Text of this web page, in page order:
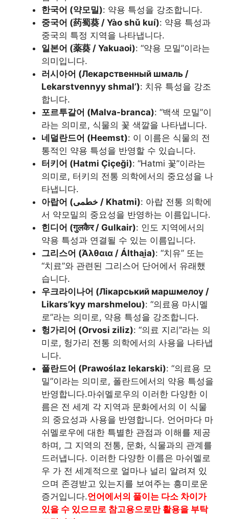
한국어 (약모밀): 약용 특성을 강조합니다.
중국어 (药蜀葵 / Yào shǔ kuí): 약용 특성과
중국의 특정 지역을 나타냅니다.
일본어 (薬葵 / Yakuaoi): “약용 모밀”이라는
의미입니다.
러시아어 (Лекарственный шмаль /
Lekarstvennyy shmal’): 치유 특성을 강조
합니다.
포르투갈어 (Malva-branca): “백색 모밀”이
라는 의미로, 식물의 꽃 색깔을 나타냅니다.
네덜란드어 (Heemst): 이 이름은 식물의 전
통적인 약용 특성을 반영할 수 있습니다.
터키어 (Hatmi Çiçeği): “Hatmi 꽃”이라는
의미로, 터키의 전통 의학에서의 중요성을 나
타냅니다.
아랍어 (خطمى / Khatmi): 아랍 전통 의학에
서 약모밀의 중요성을 반영하는 이름입니다.
힌디어 (गुलकैर / Gulkair): 인도 지역에서의
약용 특성과 연결될 수 있는 이름입니다.
그리스어 (Άλθαια / Álthai̱a): “치유” 또는
“치료”와 관련된 그리스어 단어에서 유래했
습니다.
우크라이나어 (Лікарський маршмелоу /
Likars’kyy marshmelou): “의료용 마시멜
로”라는 의미로, 약용 특성을 강조합니다.
헝가리어 (Orvosi ziliz): “의료 지리”라는 의
미로, 헝가리 전통 의학에서의 사용을 나타냅
니다.
폴란드어 (Prawoślaz lekarski): “의료용 모
밀”이라는 의미로, 폴란드에서의 약용 특성을
반영합니다.마쉬멜로우의 이러한 다양한 이
름은 전 세계 각 지역과 문화에서의 이 식물
의 중요성과 사용을 반영합니다. 언어마다 마
쉬멜로우에 대한 특별한 관점과 이해를 제공
하며, 그 지역의 전통, 문화, 식물과의 관계를
드러냅니다. 이러한 다양한 이름은 마쉬멜로
우 가 전 세계적으로 얼마나 널리 알려져 있
으며 존경받고 있는지를 보여주는 흥미로운
증거입니다.언어에서의 풀이는 다소 차이가
있을 수 있으므로 참고용으로만 활용을 부탁